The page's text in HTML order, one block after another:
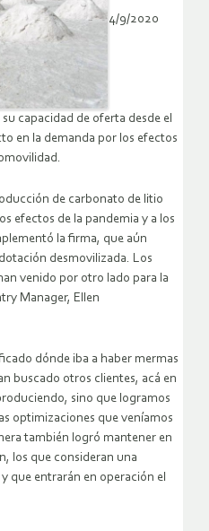
4/9/2020
capacidad de oferta desde el
en la demanda por los efectos
de carbonato de litio
efectos de la pandemia y a los
la firma, que aún
desmovilizada. Los
venido por otro lado para la
Manager, Ellen
dónde iba a haber mermas
buscado otros clientes, acá en
sino que logramos
optimizaciones que veníamos
también logró mantener en
los que consideran una
que entrarán en operación el